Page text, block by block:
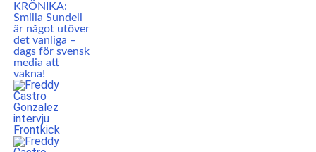
KRÖNIKA:
Smilla Sundell
är något utöver
det vanliga –
dags för svensk
media att
vakna!